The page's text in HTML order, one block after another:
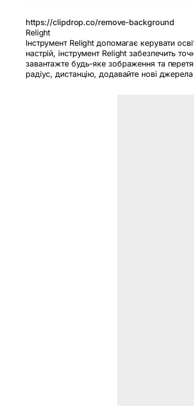
https://clipdrop.co/remove-background
Relight
Інструмент Relight допомагає керувати
настрій, інструмент Relight забезпечить
завантажте будь-яке зображення та
радіус, дистанцію, додавайте нові джерела